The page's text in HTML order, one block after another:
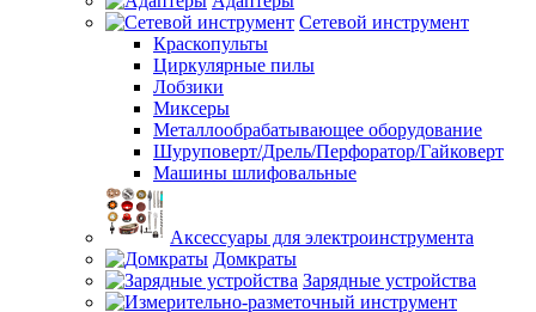
Сетевой инструмент
Краскопульты
Циркулярные пилы
Лобзики
Миксеры
Металлообрабатывающее оборудование
Шуруповерт/Дрель/Перфоратор/Гайковерт
Машины шлифовальные
Аксессуары для электроинструмента
Домкраты
Зарядные устройства